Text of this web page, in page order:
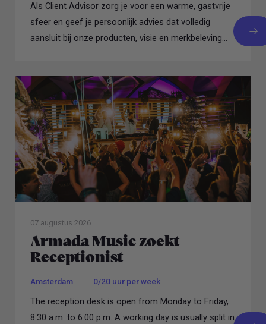
Als Client Advisor zorg je voor een warme, gastvrije
sfeer en geef je persoonlijk advies dat volledig
aansluit bij onze producten, visie en merkbeleving...
07 augustus 2026
Armada Music zoekt
Receptionist
Amsterdam 0/20 uur per week
The reception desk is open from Monday to Friday,
8.30 a.m. to 6.00 p.m. A working day is usually split in